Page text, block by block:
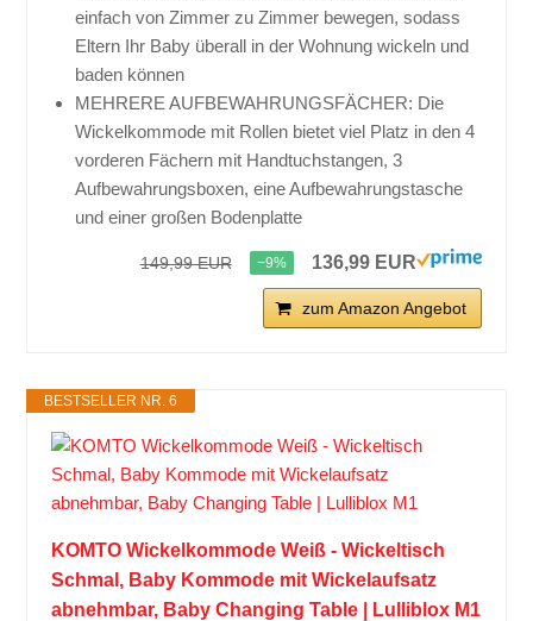
einfach von Zimmer zu Zimmer bewegen, sodass
Eltern Ihr Baby überall in der Wohnung wickeln und
baden können
MEHRERE AUFBEWAHRUNGSFÄCHER: Die
Wickelkommode mit Rollen bietet viel Platz in den 4
vorderen Fächern mit Handtuchstangen, 3
Aufbewahrungsboxen, eine Aufbewahrungstasche
und einer großen Bodenplatte
149,99 EUR −9% 136,99 EUR
zum Amazon Angebot
BESTSELLER NR. 6
KOMTO Wickelkommode Weiß - Wickeltisch
Schmal, Baby Kommode mit Wickelaufsatz
abnehmbar, Baby Changing Table | Lulliblox M1